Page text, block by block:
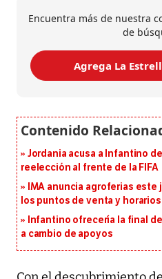
Encuentra más de nuestra
de
Agrega La
Jordania acusa a Infantino
reelección al frente de la FIFA
IMA anuncia agroferias
los puntos de venta y horarios
Infantino ofrecería la final
a cambio de apoyos